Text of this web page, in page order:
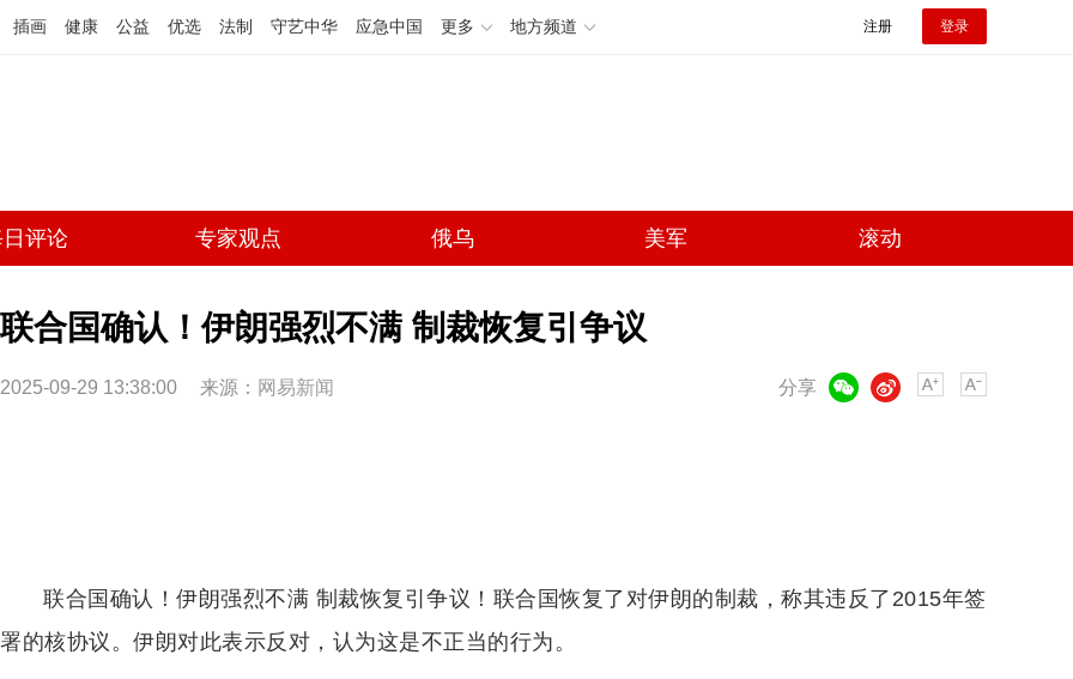
插画 健康 公益 优选 法制 守艺中华 应急中国 更多 地方频道 注册 登录
评论 专家观点 俄乌 美军 滚动
联合国确认！伊朗强烈不满 制裁恢复引争议
2025-09-29 13:38:00 来源： 网易新闻 分享
微博
联合国确认！伊朗强烈不满 制裁恢复引争议！联合国恢复了对伊朗的制裁，称其违反了2015年签
署的核协议。伊朗对此表示反对，认为这是不正当的行为。